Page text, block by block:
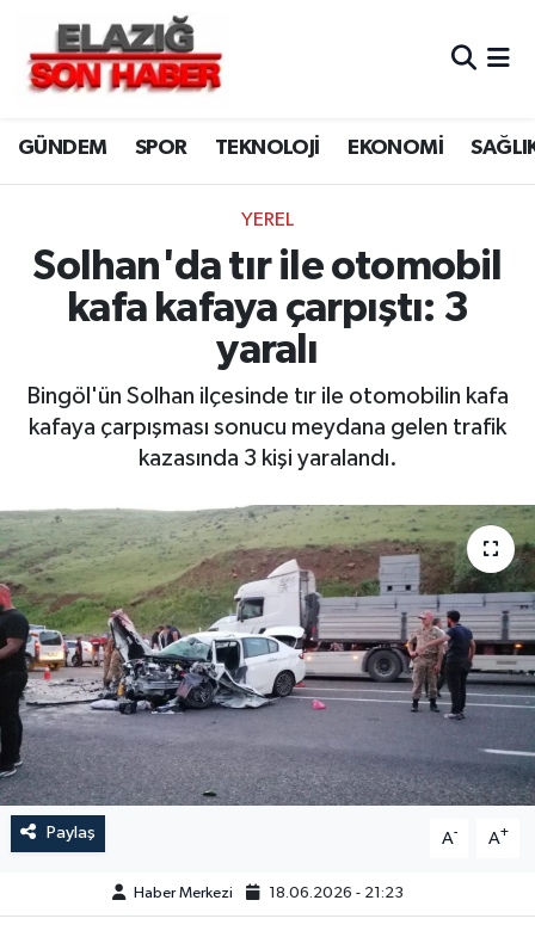
GÜNDEM SPOR TEKNOLOJİ EKONOMİ
YEREL
Solhan'da tır ile otomobil
kafa kafaya çarpıştı: 3
yaralı
Bingöl'ün Solhan ilçesinde tır ile otomobilin kafa
kafaya çarpışması sonucu meydana gelen trafik
kazasında 3 kişi yaralandı.
Paylaş A- A+
Haber Merkezi 18.06.2026 - 21:23
CANLI YAYIN
ASAYİŞ
BİLİM VE TEKNOLOJİ
DÜNYA
EKONOMİ
GENEL
GÜNDEM
HABERDE İNSAN
KÜLTÜR-SANAT
MAGAZİN
MEDYA
ÖZEL HABER
Merkez Hava Durumu
Merkez Trafik Yoğunluk Haritası
Süper Lig Puan Durumu ve Fikstür
Tüm Manşetler
Son Dakika Haberleri
Haber Arşivi